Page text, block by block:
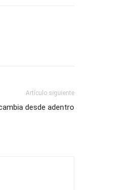
Artículo siguiente
desde adentro